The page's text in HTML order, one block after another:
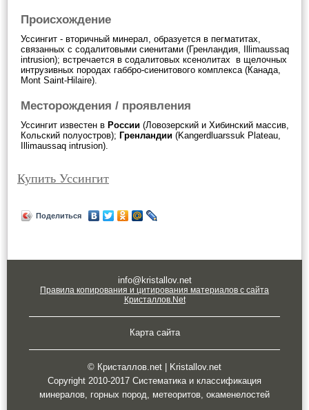
Происхождение
Уссингит - вторичный минерал, образуется в пегматитах,
связанных с содалитовыми сиенитами (Гренландия, Illimaussaq
intrusion); встречается в содалитовых ксенолитах в щелочных
интрузивных породах габбро-сиенитового комплекса (Канада,
Mont Saint-Hilaire).
Месторождения / проявления
Уссингит известен в России (Ловозерский и Хибинский массив,
Кольский полуостров); Гренландии (Kangerdluarssuk Plateau,
Illimaussaq intrusion).
Купить Уссингит
Поделиться
info@kristallov.net
Правила копирования и цитирования материалов с сайта
Кристаллов.Net
Карта сайта
© Кристаллов.net | Kristallov.net
Copyright 2010-2017 Систематика и классификация
минералов, горных пород, метеоритов, окаменелостей